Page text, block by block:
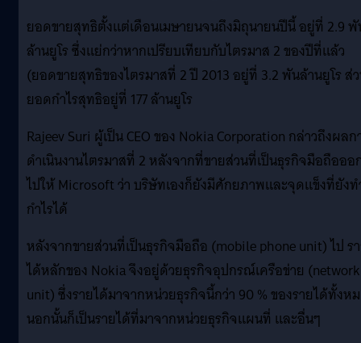
ยอดขายสุทธิตั้งแต่เดือนเมษายนจนถึงมิถุนายนปีนี้ อยู่ที่ 2.9
ล้านยูโร ซึ่งแย่กว่าหากเปรียบเทียบกับไตรมาส 2 ของปีที่แล้ว
(ยอดขายสุทธิของไตรมาสที่ 2 ปี 2013 อยู่ที่ 3.2 พันล้านยูโร ส่
ยอดกำไรสุทธิอยู่ที่ 177 ล้านยูโร
Rajeev Suri ผู้เป็น CEO ของ Nokia Corporation กล่าวถึงผลก
ดำเนินงานไตรมาสที่ 2 หลังจากที่ขายส่วนที่เป็นธุรกิจมือถือออ
ไปให้ Microsoft ว่า บริษัทเองก็ยังมีศักยภาพและจุดแข็งที่ยัง
กำไรได้
หลังจากขายส่วนที่เป็นธุรกิจมือถือ (mobile phone unit) ไป ร
ได้หลักของ Nokia จึงอยู่ด้วยธุรกิจอุปกรณ์เครือข่าย (network
unit) ซึ่งรายได้มาจากหน่วยธุรกิจนี้กว่า 90 % ของรายได้ทั้งห
นอกนั้นก็เป็นรายได้ที่มาจากหน่วยธุรกิจแผนที่ และอื่นๆ